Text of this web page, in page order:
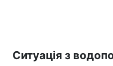
Ситуація з